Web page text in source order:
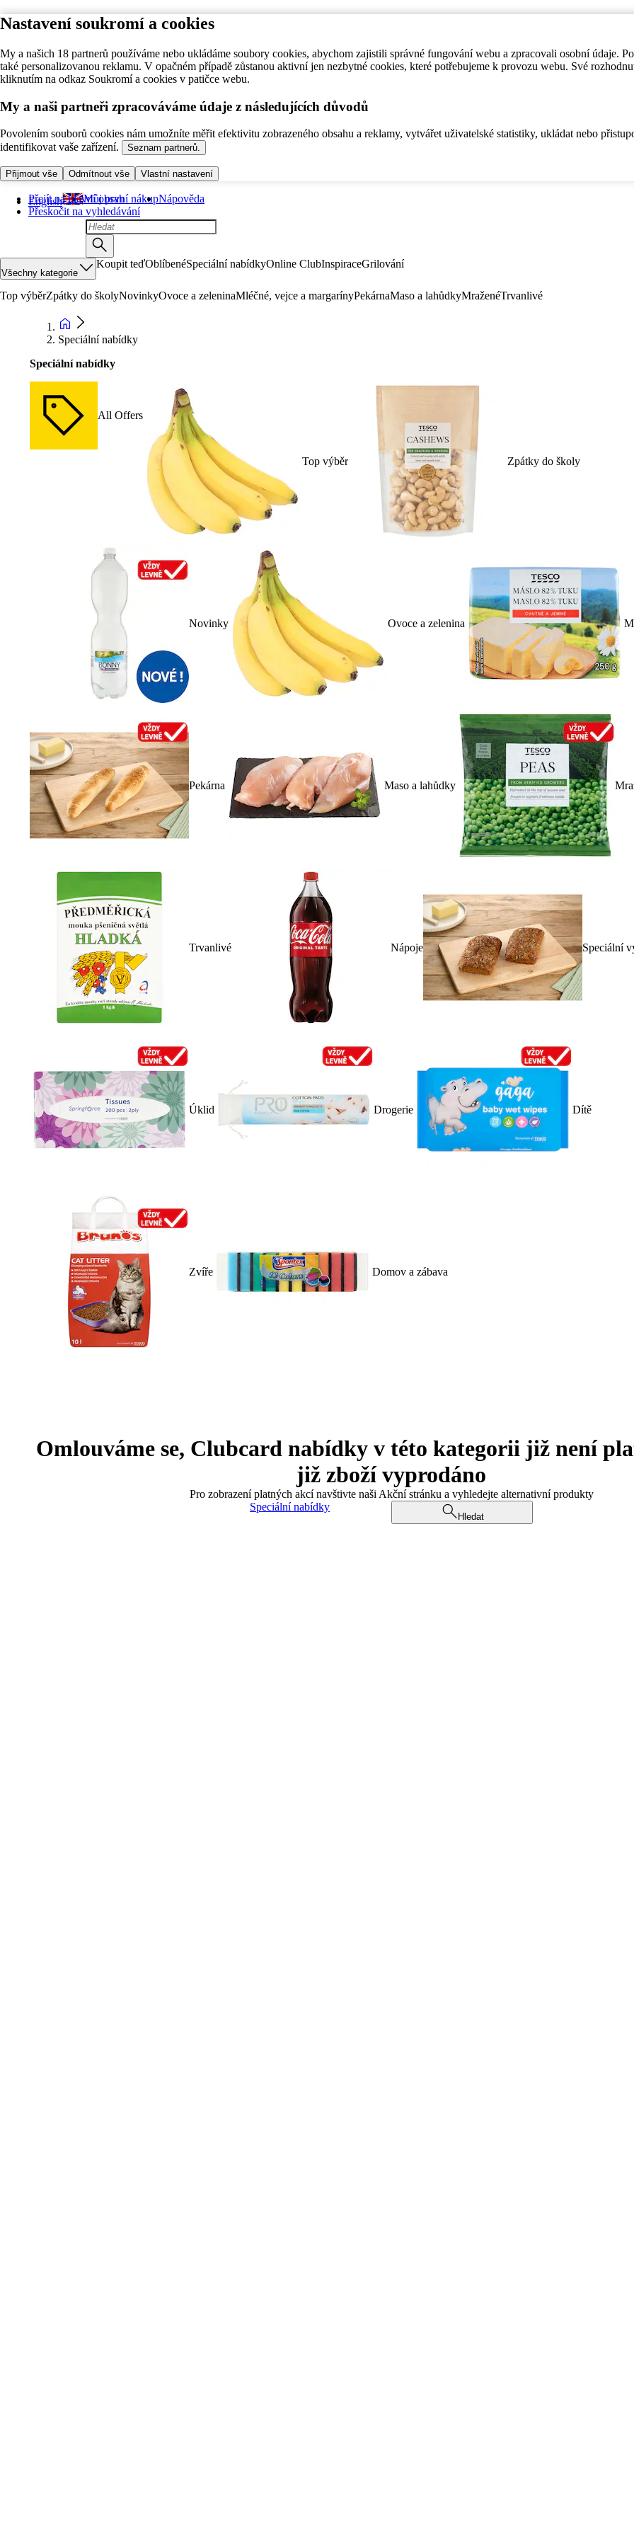
Nastavení soukromí a cookies
My a našich 18 partnerů používáme nebo ukládáme soubory cookies, abychom zajistili správné fungování webu a zpracovali osobní údaje.
také personalizovanou reklamu. V opačném případě zůstanou aktivní jen nezbytné cookies, které potřebujeme k provozu webu. Své
kliknutím na odkaz Soukromí a cookies v patičce webu.
My a naši partneři zpracováváme údaje z následujících důvodů
Povolením souborů cookies nám umožníte měřit efektivitu zobrazeného obsahu a reklamy, vytvářet uživatelské statistiky, ukládat nebo
identifikovat vaše zařízení.
Seznam partnerů.
Přijmout vše Odmítnout vše Vlastní nastavení
Přejít na hlavní obsah
Přeskočit na vyhledávání
English Můj první nákupNápověda
Všechny kategorie
Koupit teďOblíbenéSpeciální nabídkyOnline ClubInspiraceGrilování
Top výběrZpátky do školyNovinkyOvoce a zeleninaMléčné, vejce a margarínyPekárnaMaso a lahůdkyMraženéTrvanlivé
Speciální nabídky
Speciální nabídky
All Offers
Top výběr Zpátky do školy
Novinky Ovoce a zelenina
Pekárna Maso a lahůdky
Trvanlivé Nápoje Speciální
Úklid Drogerie Dítě
Zvíře Domov a zábava
Omlouváme se, Clubcard nabídky v této kategorii již není
již zboží vyprodáno
Pro zobrazení platných akcí navštivte naši Akční stránku a vyhledejte alternativní produkty
Speciální nabídky
Hledat